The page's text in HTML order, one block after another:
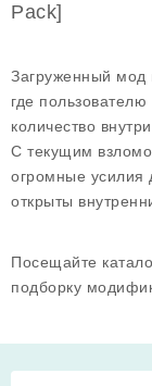
Pack]
Загруженный мод
где
количество
С текущим
огромные усилия
открыты
Посещайте
подборку